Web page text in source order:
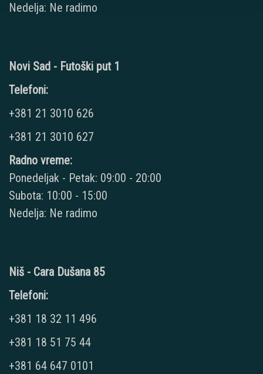
Nedelja: Ne radimo
Novi Sad - Futoški put 1
Telefoni:
+381 21 3010 626
+381 21 3010 627
Radno vreme:
Ponedeljak - Petak: 09:00 - 20:00
Subota: 10:00 - 15:00
Nedelja: Ne radimo
Niš - Cara Dušana 85
Telefoni:
+381 18 32 11 496
+381 18 51 75 44
+381 64 647 0101